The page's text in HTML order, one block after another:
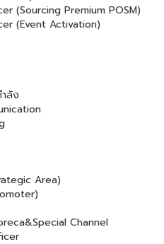
(Sourcing Premium POSM)
(Event Activation)
ลัง
Area)
Channel